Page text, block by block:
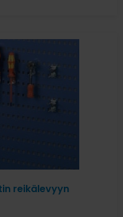
reikälevyyn